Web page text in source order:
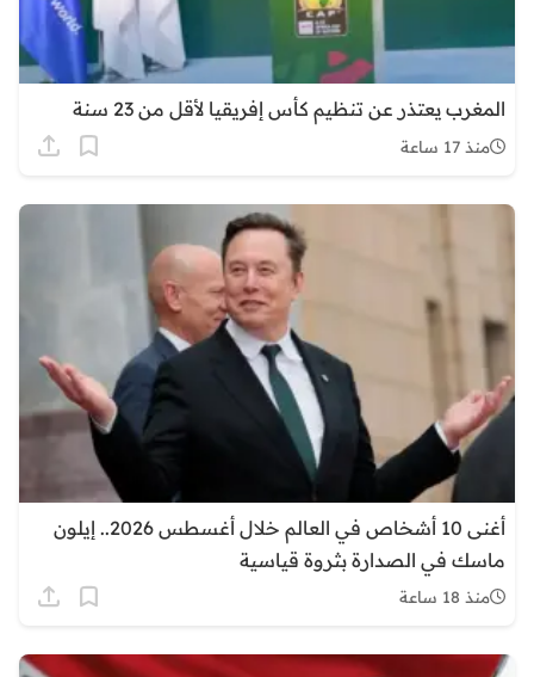
المغرب يعتذر عن تنظيم كأس إفريقيا لأقل من 23 سنة
منذ 17 ساعة
أغنى 10 أشخاص في العالم خلال أغسطس 2026.. إيلون
ماسك في الصدارة بثروة قياسية
منذ 18 ساعة